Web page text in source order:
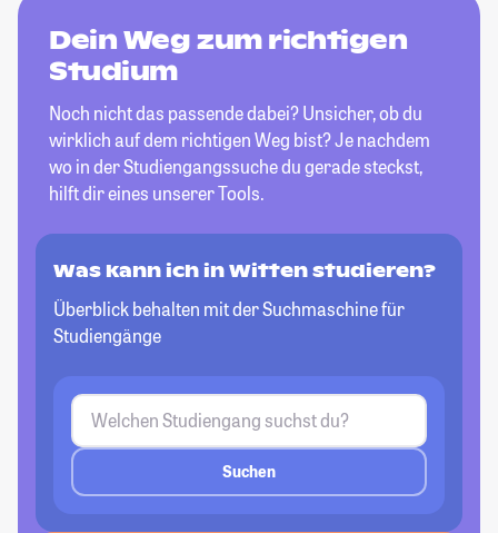
Dein Weg zum richtigen
Studium
Noch nicht das passende dabei? Unsicher, ob du
wirklich auf dem richtigen Weg bist? Je nachdem
wo in der Studiengangssuche du gerade steckst,
hilft dir eines unserer Tools.
Was kann ich in Witten studieren?
Überblick behalten mit der Suchmaschine für
Studiengänge
Suchen